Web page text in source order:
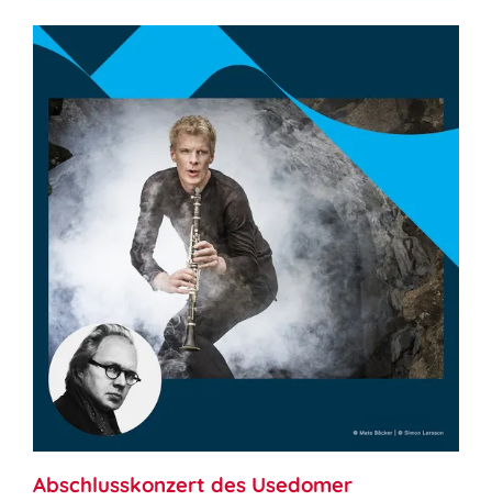
Abschlusskonzert des Usedomer